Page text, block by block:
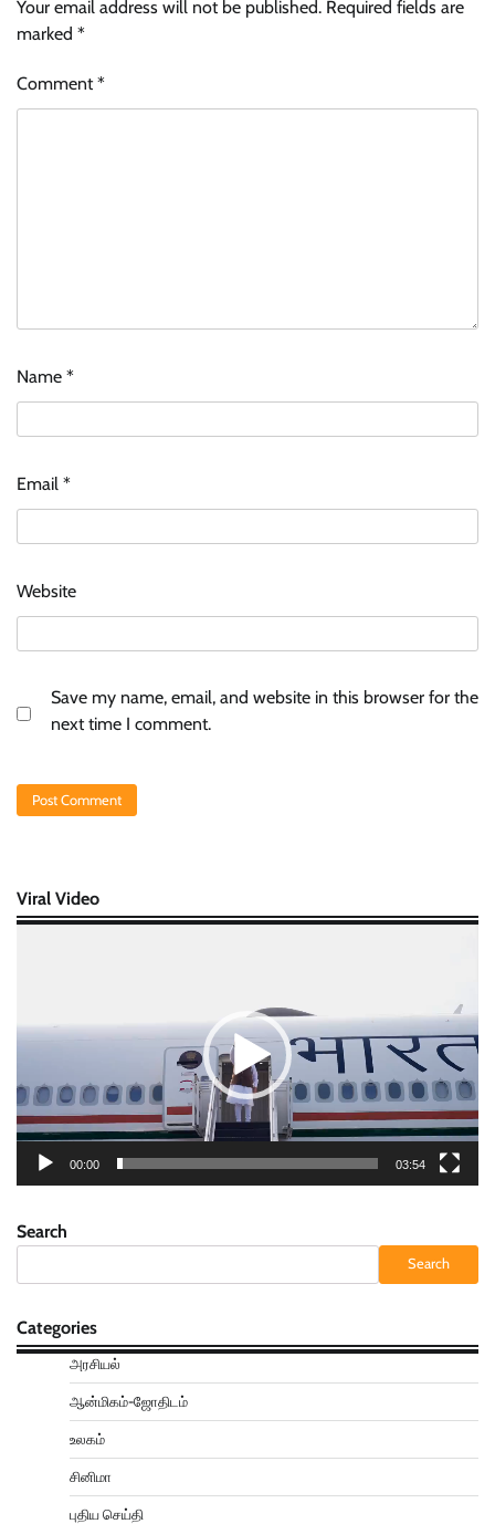
Your email address will not be published. Required fields are
marked *
Comment*
Name *
Email *
Website
Save my name, email, and website in this browser for the
next time I comment.
Viral Video
00:00 03:54
Search
Search
Categories
அரசியல்
ஆன்மிகம்-ஜோதிடம்
உலகம்
சினிமா
புதிய செய்தி